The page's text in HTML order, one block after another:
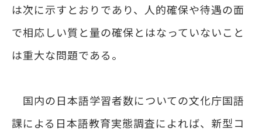
は次に示すとおりであり、人的確保や待遇の面
で相応しい質と量の確保とはなっていないこと
は重大な問題である。
国内の日本語学習者数についての文化庁国語
課による日本語教育実態調査によれば、新型コ